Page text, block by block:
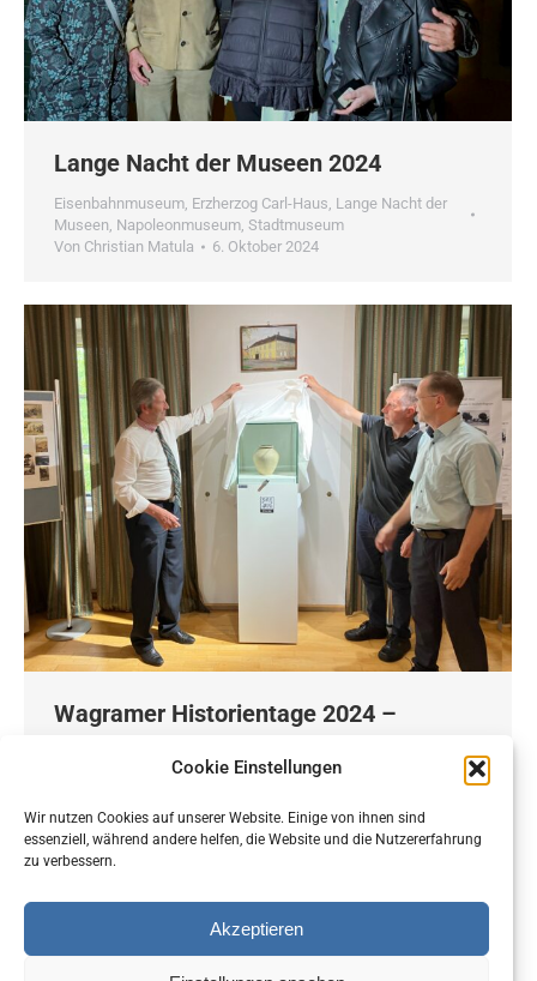
Cookie Einstellungen
Wir nutzen Cookies auf unserer Website. Einige von ihnen sind
essenziell, während andere helfen, die Website und die Nutzererfahrung
zu verbessern.
Akzeptieren
Lange Nacht der Museen 2024
Eisenbahnmuseum Erzherzog Carl-Haus Lange Nacht der
Museen Napoleonmuseum Stadtmuseum
Von Christian Matula 6. Oktober 2024
Wagramer Historientage 2024 –
latenezeitlichen Gefäßes
Erzherzog Carl-Haus,Präsentation ,Stadtmuseum,
Veranstaltung ,Vortrag
VonChristian Matula